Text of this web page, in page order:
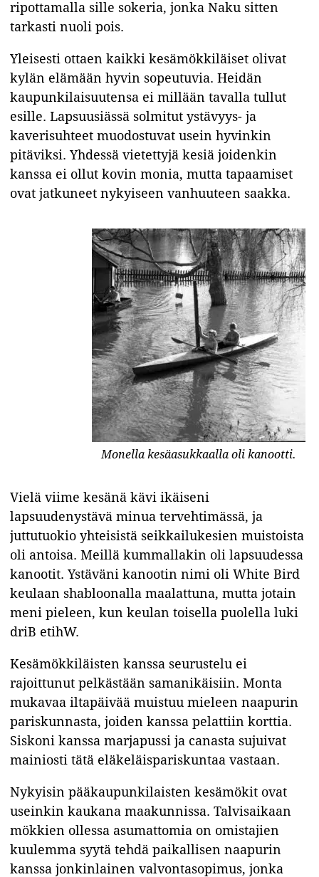
ripottamalla sille sokeria, jonka Naku sitten
tarkasti nuoli pois.
Yleisesti ottaen kaikki kesämökkiläiset olivat
kylän elämään hyvin sopeutuvia. Heidän
kaupunkilaisuutensa ei millään tavalla tullut
esille. Lapsuusiässä solmitut ystävyys- ja
kaverisuhteet muodostuvat usein hyvinkin
pitäviksi. Yhdessä vietettyjä kesiä joidenkin
kanssa ei ollut kovin monia, mutta tapaamiset
ovat jatkuneet nykyiseen vanhuuteen saakka.
Monella kesäasukkaalla oli kanootti.
Vielä viime kesänä kävi ikäiseni
lapsuudenystävä minua tervehtimässä, ja
juttutuokio yhteisistä seikkailukesien muistoista
oli antoisa. Meillä kummallakin oli lapsuudessa
kanootit. Ystäväni kanootin nimi oli White Bird
keulaan shabloonalla maalattuna, mutta jotain
meni pieleen, kun keulan toisella puolella luki
driB etihW.
Kesämökkiläisten kanssa seurustelu ei
rajoittunut pelkästään samanikäisiin. Monta
mukavaa iltapäivää muistuu mieleen naapurin
pariskunnasta, joiden kanssa pelattiin korttia.
Siskoni kanssa marjapussi ja canasta sujuivat
mainiosti tätä eläkeläispariskuntaa vastaan.
Nykyisin pääkaupunkilaisten kesämökit ovat
useinkin kaukana maakunnissa. Talvisaikaan
mökkien ollessa asumattomia on omistajien
kuulemma syytä tehdä paikallisen naapurin
kanssa jonkinlainen valvontasopimus, jonka